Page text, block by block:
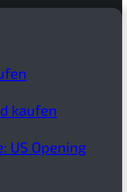
kaufen
US Opening